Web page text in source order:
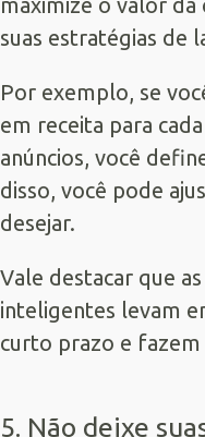
suas estratégias de
Por exemplo, se
em receita para
anúncios, você
disso, você pode
desejar.
Vale destacar que
inteligentes levam
curto prazo e
5. Não deixe